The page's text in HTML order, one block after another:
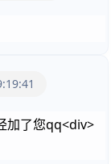
加了您qq<div>